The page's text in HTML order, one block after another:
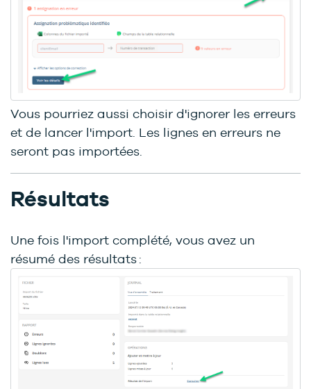
Vous pourriez aussi choisir d'ignorer les erreurs
et de lancer l'import. Les lignes en erreurs ne
seront pas importées.
Résultats
Une fois l'import complété, vous avez un
résumé des résultats :